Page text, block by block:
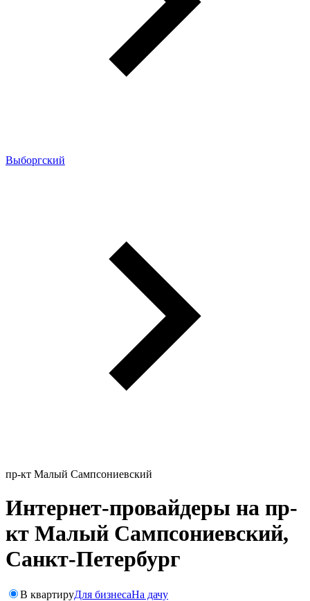
Выборгский
пр-кт Малый Сампсониевский
Интернет-провайдеры на пр-
кт Малый Сампсониевский,
Санкт-Петербург
В квартируДля бизнесаНа дачу